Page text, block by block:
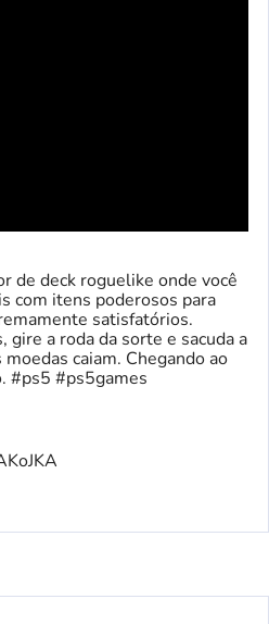
de deck roguelike onde você
com itens poderosos para
satisfatórios.
a roda da sorte e sacuda a
caiam. Chegando ao
#ps5 #ps5games